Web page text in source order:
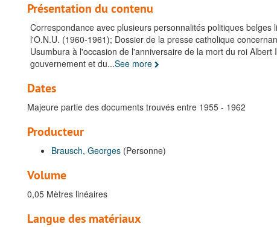
Présentation du contenu
Correspondance avec plusieurs personnalités politiques
l'O.N.U. (1960-1961); Dossier de la presse catholique
Usumbura à l'occasion de l'anniversaire de la mort du roi
gouvernement et du...See more
Dates
Majeure partie des documents trouvés entre 1955 - 1962
Producteur
Brausch, Georges (Personne)
Volume
0,05 Mètres linéaires
Langue des matériaux